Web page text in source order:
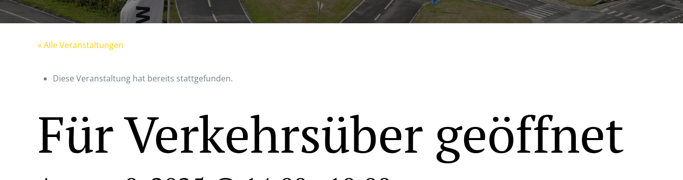
« Alle Veranstaltungen
Diese Veranstaltung hat bereits stattgefunden.
Für Verkehrsüber geöffnet